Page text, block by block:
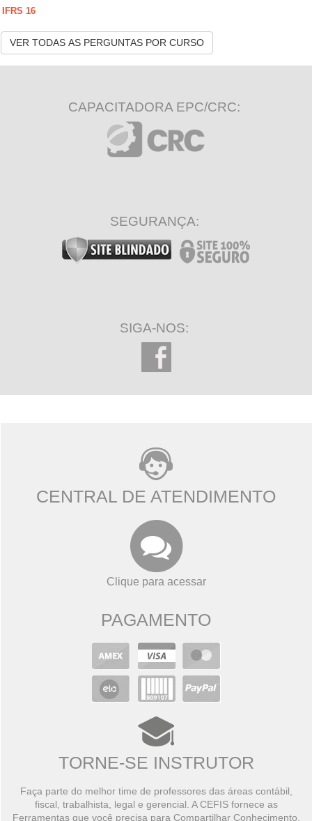
IFRS 16
VER TODAS AS PERGUNTAS POR CURSO
CAPACITADORA EPC/CRC:
SEGURANÇA:
SIGA-NOS:
CENTRAL DE ATENDIMENTO
Clique para acessar
PAGAMENTO
TORNE-SE INSTRUTOR
Faça parte do melhor time de professores das áreas contábil,
fiscal, trabalhista, legal e gerencial. A CEFIS fornece as
Ferramentas que você precisa para Compartilhar Conhecimento,